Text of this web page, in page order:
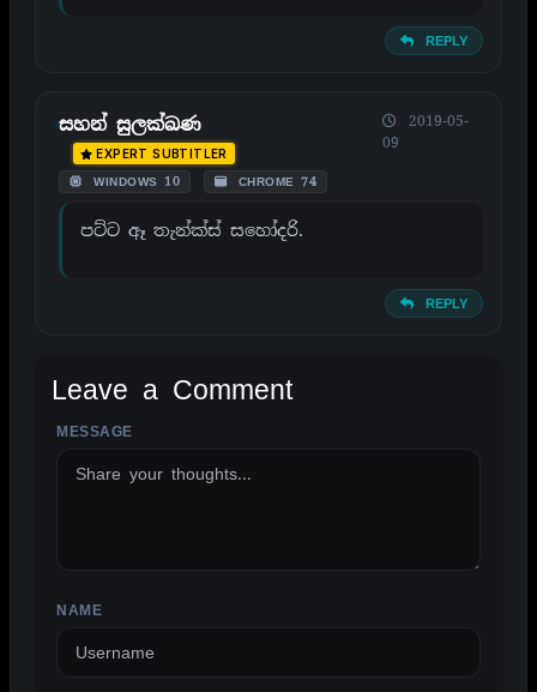
REPLY
සහන් සුලක්ඛණ
EXPERT SUBTITLER
WINDOWS 10 CHROME 74
2019-05-
09
පට්ට ඈ තැන්ක්ස් සහෝදරි.
REPLY
Leave a Comment
MESSAGE
NAME
ALTERNATIVE: